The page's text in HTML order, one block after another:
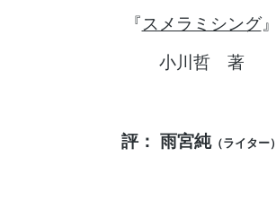
『 スメラミシング』
小川哲 著
評： 雨宮純（ライター）